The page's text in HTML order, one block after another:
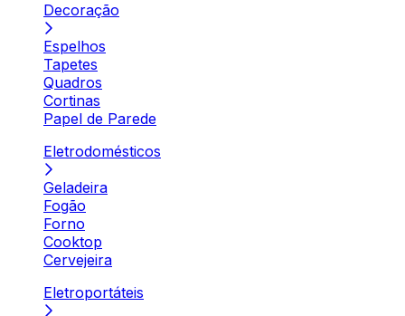
Decoração
Espelhos
Tapetes
Quadros
Cortinas
Papel de Parede
Eletrodomésticos
Geladeira
Fogão
Forno
Cooktop
Cervejeira
Eletroportáteis